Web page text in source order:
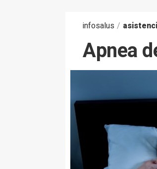
infosalus /
Apnea